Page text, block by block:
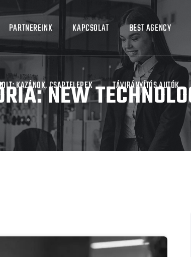
PARTNEREINK KAPCSOLAT BEST AGENCY
KAZÁNOK, CSAPTELEPEK TÁVIRÁNYÍTÓS AUTÓK
NEW